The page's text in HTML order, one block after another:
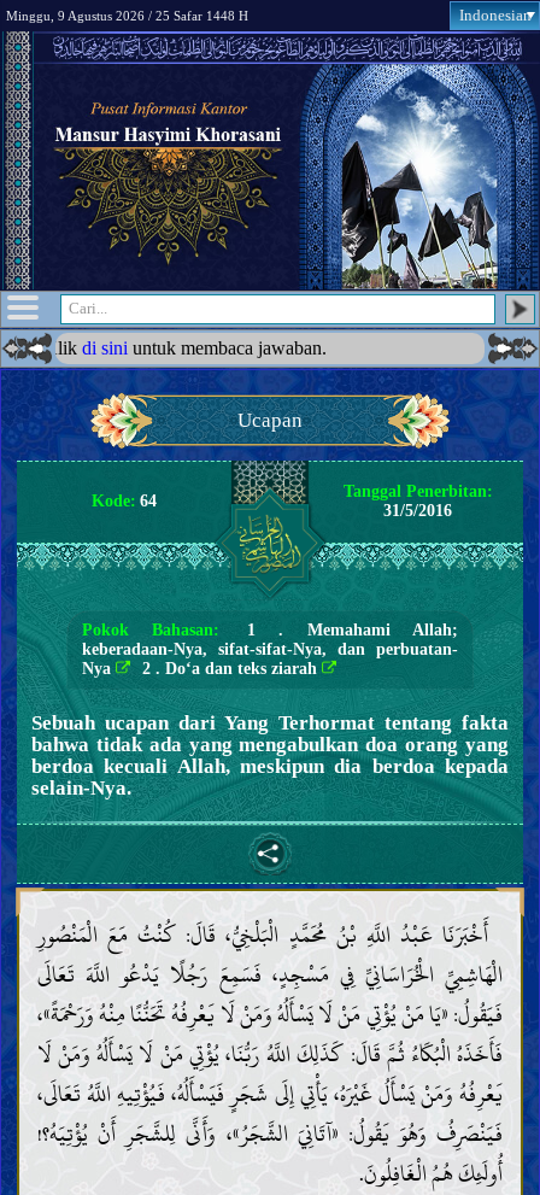
Minggu, 9 Agustus 2026 / 25 Safar 1448 H Indonesian
Klikdi siniuntuk membaca jawaban.
Ucapan
Kode: 64
Tanggal Penerbitan:
31/5/2016
Pokok Bahasan:
1 . Memahami Allah;
keberadaan-Nya, sifat-sifat-Nya, dan perbuatan-
Nya
2 . Do‘a dan teks ziarah
Sebuah ucapan dari Yang Terhormat tentang fakta
bahwa tidak ada yang mengabulkan doa orang yang
berdoa kecuali Allah, meskipun dia berdoa kepada
selain-Nya.
أَخْبَرَنَا عَبْدُ اللَّهِ بْنُ مُحَمَّدٍ الْبَلْخِيُّ، قَالَ: كُنْتُ مَعَ الْمَنْصُورِ
الْهَاشِمِيِّ الْخُرَاسَانِيِّ فِي مَسْجِدٍ، فَسَمِعَ رَجُلًا يَدْعُو اللَّهَ تَعَالَى
فَيَقُولُ: «يَا مَنْ يُؤْتِي مَنْ لَا يَسْأَلُهُ وَمَنْ لَا يَعْرِفُهُ تَحَنُّنًا مِنْهُ وَرَحْمَةً»،
فَأَخَذَهُ الْبُكَاءُ ثُمَّ قَالَ: كَذَلِكَ اللَّهُ رَبُّنَا، يُؤْتِي مَنْ لَا يَسْأَلُهُ وَمَنْ لَا
يَعْرِفُهُ وَمَنْ يَسْأَلُ غَيْرَهُ، يَأْتِي إِلَى شَجَرٍ فَيَسْأَلُهُ، فَيُؤْتِيهِ اللَّهُ تَعَالَى،
فَيَنْصَرِفُ وَهُوَ يَقُولُ: «آتَانِيَ الشَّجَرُ»، وَأَنَّى لِلشَّجَرِ أَنْ يُؤْتِيَهُ؟!
أُولَئِكَ هُمُ الْغَافِلُونَ.